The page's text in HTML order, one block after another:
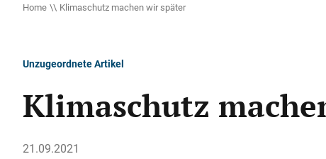
Home Klimaschutz machen wir später
Unzugeordnete Artikel
Klimaschutz
21.09.2021